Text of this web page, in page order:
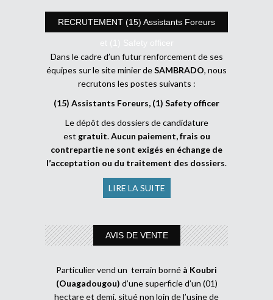
RECRUTEMENT (15) Assistants Foreurs
et (1) Safety officer
Dans le cadre d’un futur renforcement de ses
équipes sur le site minier deSAMBRADO, nous
recrutons les postes suivants :
(15) Assistants Foreurs, (1) Safety officer
Le dépôt des dossiers de candidature
est gratuit.Aucun paiement, frais ou
contrepartie ne sont exigés en échange de
l’acceptation ou du traitement des dossiers.
LIRE LA SUITE
AVIS DE VENTE
Particulier vend un terrain borné à Koubri
(Ouagadougou) d’une superficie d’un (01)
hectare et demi, situé non loin de l’usine de